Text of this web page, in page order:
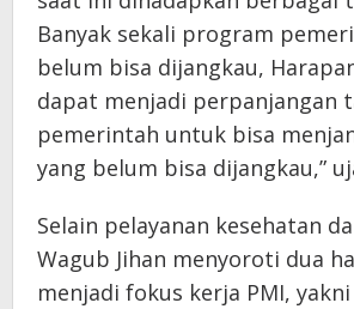
Banyak sekali program
belum bisa dijangkau,
dapat menjadi perpanjangan
pemerintah untuk bisa
yang belum bisa dijangkau,”
Selain pelayanan kesehatan
Wagub Jihan menyoroti dua
menjadi fokus kerja PMI,